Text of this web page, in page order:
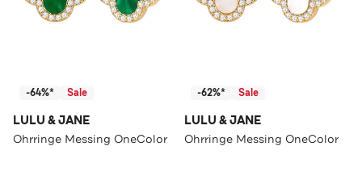
-64%* Sale
LULU & JANE
Ohrringe Messing OneColor
-62%* Sale
LULU & JANE
Ohrringe Messing OneColor